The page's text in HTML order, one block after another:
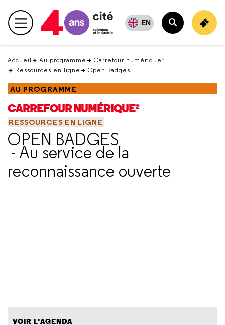
en
haut Menu principal EN
Rechercher
Accueil Au programme
Carrefour numérique²
Ressources en ligne
Open Badges
AU PROGRAMME
CARREFOUR NUMÉRIQUE²
RESSOURCES EN LIGNE
OPEN BADGES
- Au service de la
reconnaissance ouverte
VOIR L'AGENDA